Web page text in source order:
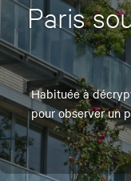
Paris
Habituée à
pour observer un